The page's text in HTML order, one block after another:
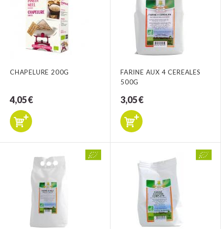
CHAPELURE 200G
4,05 €
FARINE AUX 4 CEREALES
500G
3,05 €